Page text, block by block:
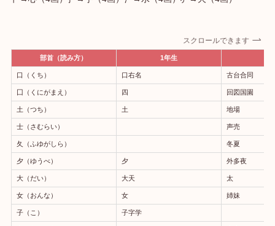
スクロールできます
部首（読み方） 1年生
口（くち） 口右名 古台合同
囗（くにがまえ） 四 回図国園
土（つち） 土 地場
士（さむらい） 声売
夂（ふゆがしら） 冬夏
夕（ゆうべ） 夕 外多夜
大（だい） 大天 太
女（おんな） 女 姉妹
子（こ） 子字学